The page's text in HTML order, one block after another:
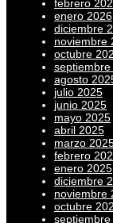
febrero
enero 2026
diciembre
noviembre
octubre
agosto
julio 2025
junio 2025
mayo 2025
abril 2025
marzo
febrero
enero 2025
diciembre
noviembre
octubre